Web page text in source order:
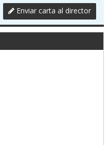
Enviar carta al director